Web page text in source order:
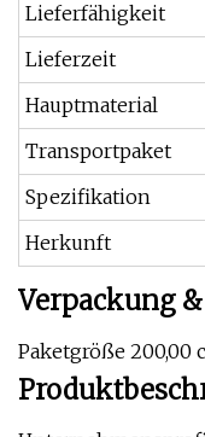
Lieferfähigkeit
Lieferzeit
Hauptmaterial
Transportpaket
Spezifikation
Herkunft
Verpackung
Paketgröße 200,00